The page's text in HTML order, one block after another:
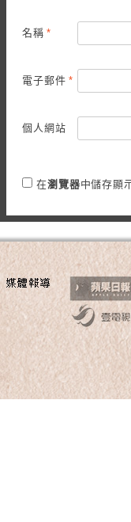
名稱 *
電子郵件 *
個人網站
在瀏覽器中儲存顯